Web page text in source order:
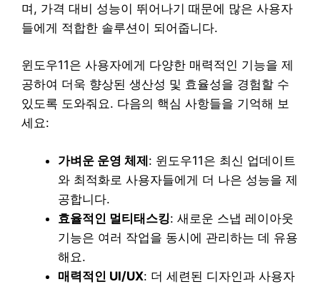
며, 가격 대비 성능이 뛰어나기 때문에 많은 사용자
들에게 적합한 솔루션이 되어줍니다.
윈도우11은 사용자에게 다양한 매력적인 기능을 제
공하여 더욱 향상된 생산성 및 효율성을 경험할 수
있도록 도와줘요. 다음의 핵심 사항들을 기억해 보
세요:
가벼운 운영 체제: 윈도우11은 최신 업데이트
와 최적화로 사용자들에게 더 나은 성능을 제
공합니다.
효율적인 멀티태스킹: 새로운 스냅 레이아웃
기능은 여러 작업을 동시에 관리하는 데 유용
해요.
매력적인 UI/UX: 더 세련된 디자인과 사용자